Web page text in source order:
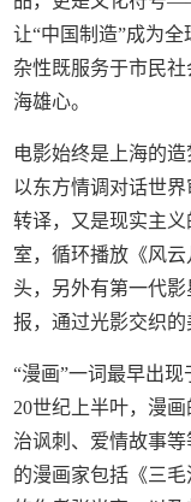
让“中国制造”成为
杂性既服务于市民
海雄心。
电影始终是上海的
以东方情调对话世
转译，又是现实主
室，循环播放《风
头，另外有第一代
报，通过光影交织的
“漫画”一词最早出现
20世纪上半叶，漫
治讽刺、爱情故事
的漫画家包括《三毛